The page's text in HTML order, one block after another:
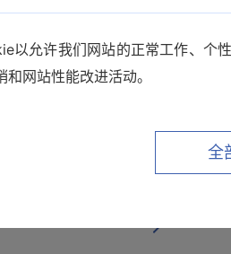
以允许我们网站的正常工作、个
网站性能改进活动。
全